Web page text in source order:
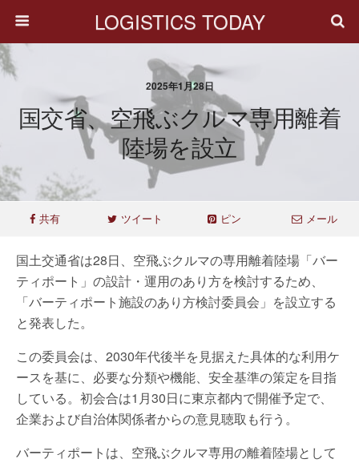
LOGISTICS TODAY
2025年1月28日
国交省、空飛ぶクルマ専用離着
陸場を設立
共有 ツイート ピン メール
国土交通省は28日、空飛ぶクルマの専用離着陸場「バー
ティポート」の設計・運用のあり方を検討するため、
「バーティポート施設のあり方検討委員会」を設立する
と発表した。
この委員会は、2030年代後半を見据えた具体的な利用ケ
ースを基に、必要な分類や機能、安全基準の策定を目指
している。初会合は1月30日に東京都内で開催予定で、
企業および自治体関係者からの意見聴取も行う。
バーティポートは、空飛ぶクルマ専用の離着陸場として